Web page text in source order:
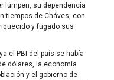
lúmpen, su dependencia
tiempos de Cháves, con
y fugado sus
el PBI del país se había
dólares, la economía
y el gobierno de